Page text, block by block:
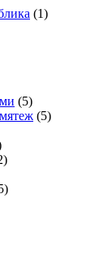
(1)
(5)
(5)